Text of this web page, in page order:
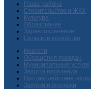
Глава района
Строительство и ЖКХ
Культура
Образование
Здравоохранение
Сельское хозяйство
Новости
Обращения граждан
Муниципальные услуги
Защита населения
Противодействие
Закупки и продажи